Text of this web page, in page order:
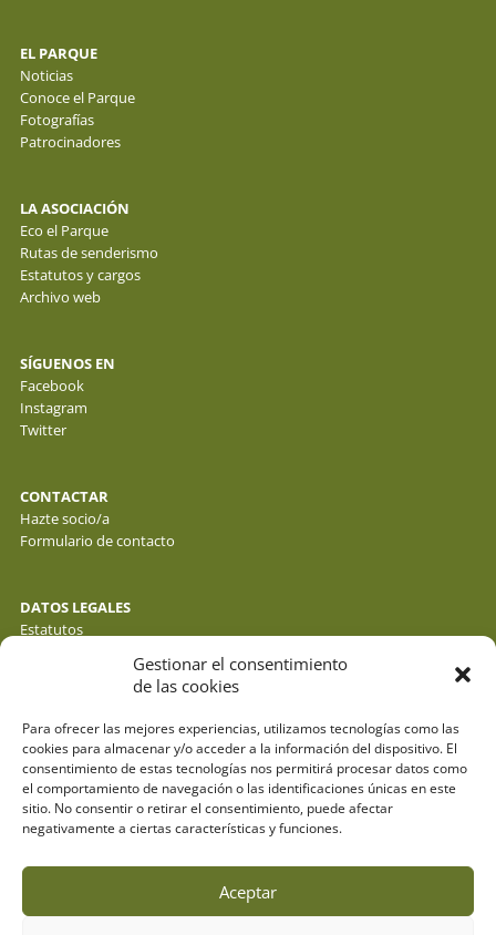
Gestionar el consentimiento
de las cookies
Para ofrecer las mejores experiencias, utilizamos tecnologías como las
cookies para almacenar y/o acceder a la información del dispositivo. El
consentimiento de estas tecnologías nos permitirá procesar datos como
el comportamiento de navegación o las identificaciones únicas en este
sitio. No consentir o retirar el consentimiento, puede afectar
negativamente a ciertas características y funciones.
Aceptar
EL PARQUE
Noticias
Conoce el Parque
Fotografías
Patrocinadores
LA ASOCIACIÓN
Eco el Parque
Rutas de senderismo
Estatutos y cargos
Archivo web
SÍGUENOS EN
Facebook
Instagram
Twitter
CONTACTAR
Hazte socio/a
Formulario de contacto
DATOS LEGALES
Estatutos
Política de cookies